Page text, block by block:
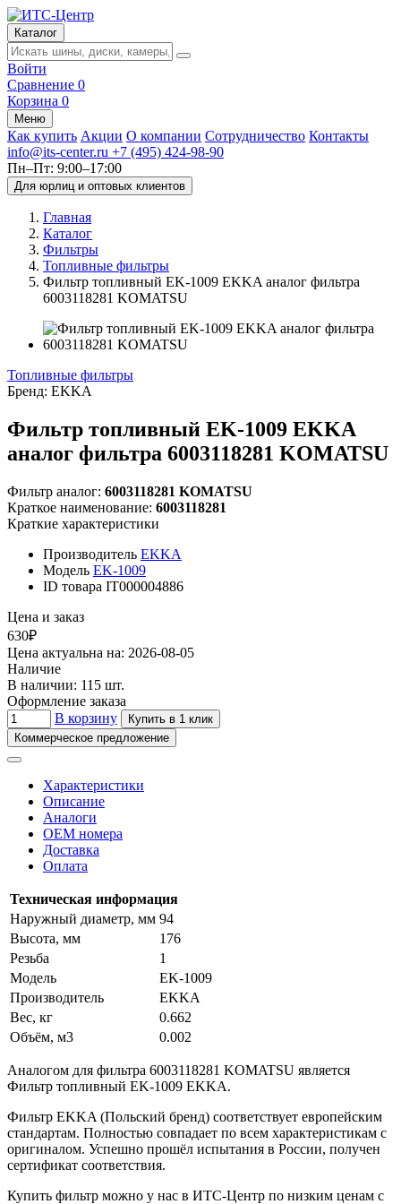
Каталог
Войти
Сравнение 0
Корзина 0
Меню
Как купить Акции О компании Сотрудничество Контакты
info@its-center.ru +7 (495) 424-98-90
Пн–Пт: 9:00–17:00
Для юрлиц и оптовых клиентов
Главная
Каталог
Фильтры
Топливные фильтры
Фильтр топливный EK-1009 EKKA аналог фильтра
6003118281 KOMATSU
Топливные фильтры
Бренд: EKKA
Фильтр топливный EK-1009 EKKA
аналог фильтра 6003118281 KOMATSU
Фильтр аналог: 6003118281 KOMATSU
Краткое наименование: 6003118281
Краткие характеристики
Производитель EKKA
Модель EK-1009
ID товара IT000004886
Цена и заказ
630₽
Цена актуальна на: 2026-08-05
Наличие
В наличии: 115 шт.
Оформление заказа
В корзину
Купить в 1 клик
Коммерческое предложение
Характеристики
Описание
Аналоги
OEM номера
Доставка
Оплата
Техническая информация
Наружный диаметр, мм 94
Высота, мм
176
Резьба
1
Модель
EK-1009
Производитель
EKKA
Вес, кг
0.662
Объём, м3
0.002
Аналогом для фильтра 6003118281 KOMATSU является
Фильтр топливный EK-1009 EKKA.
Фильтр EKKA (Польский бренд) соответствует европейским
стандартам. Полностью совпадает по всем характеристикам с
оригиналом. Успешно прошёл испытания в России, получен
сертификат соответствия.
Купить фильтр можно у нас в ИТС-Центр по низким ценам с